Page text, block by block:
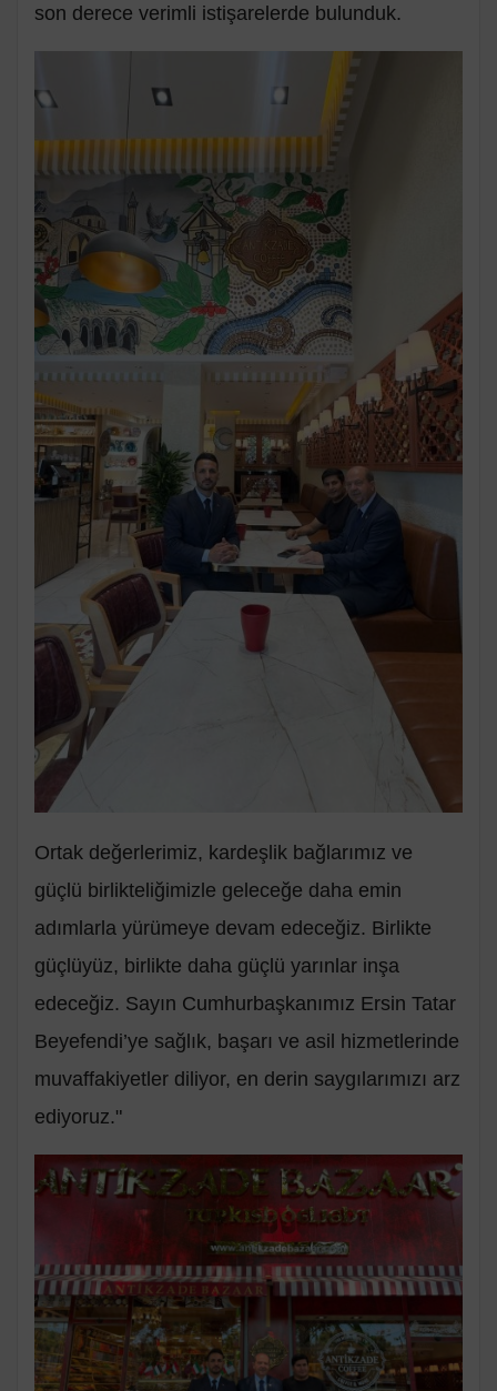
son derece verimli istişarelerde bulunduk.
Ortak değerlerimiz, kardeşlik bağlarımız ve
güçlü birlikteliğimizle geleceğe daha emin
adımlarla yürümeye devam edeceğiz. Birlikte
güçlüyüz, birlikte daha güçlü yarınlar inşa
edeceğiz. Sayın Cumhurbaşkanımız Ersin Tatar
Beyefendi’ye sağlık, başarı ve asil hizmetlerinde
muvaffakiyetler diliyor, en derin saygılarımızı arz
ediyoruz."